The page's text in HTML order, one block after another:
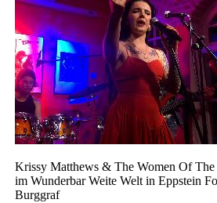
Krissy Matthews & The Women Of The
im Wunderbar Weite Welt in Eppstein
Burggraf